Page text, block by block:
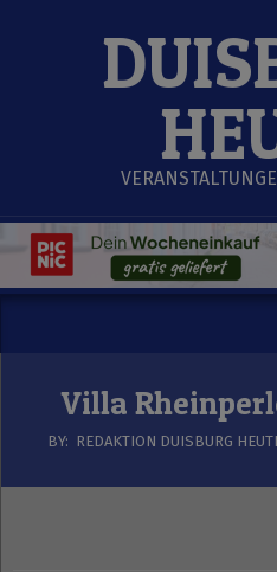
Villa
BY: REDAKTION DUISBURG